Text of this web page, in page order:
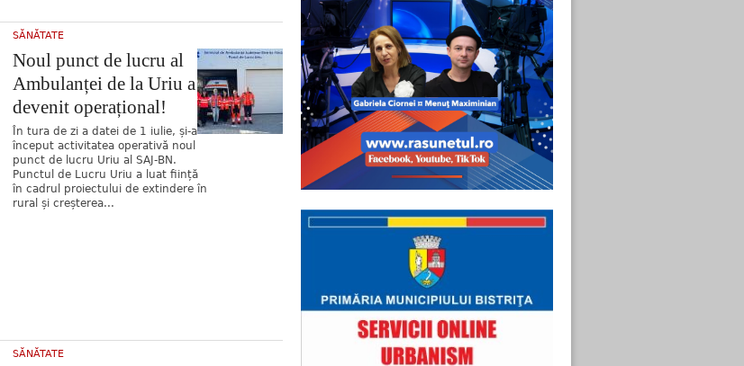
SĂNĂTATE
Noul punct de lucru al
Ambulanței de la Uriu a
devenit operațional!
În tura de zi a datei de 1 iulie, și-a
început activitatea operativă noul
punct de lucru Uriu al SAJ-BN.
Punctul de Lucru Uriu a luat ființă
în cadrul proiectului de extindere în
rural și creșterea...
SĂNĂTATE